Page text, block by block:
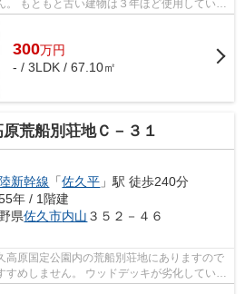
。 もともと古い建物は３年ほど使用していま
300万円
- / 3LDK / 67.10㎡
荒船別荘地Ｃ－３１
新幹線 「佐久平 」駅 徒歩240分
年 / 1階建
県佐久市内山 ３５２－４６
高原国定公園内の荒船別荘地にありますので
すめしません。 ウッドデッキが劣化していま